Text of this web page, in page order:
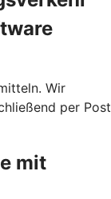
Wir
per Post
mit